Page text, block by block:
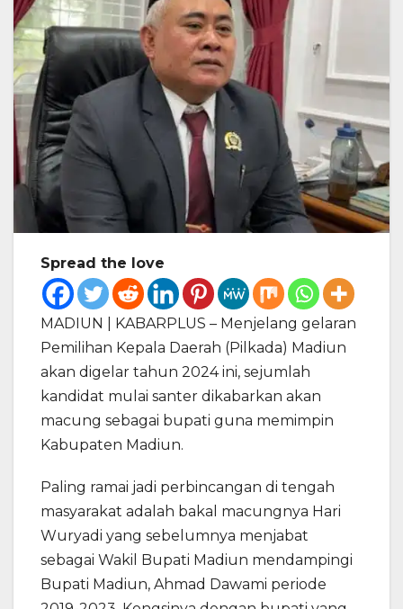
Spread the love
MADIUN | KABARPLUS – Menjelang gelaran
Pemilihan Kepala Daerah (Pilkada) Madiun
akan digelar tahun 2024 ini, sejumlah
kandidat mulai santer dikabarkan akan
macung sebagai bupati guna memimpin
Kabupaten Madiun.
Paling ramai jadi perbincangan di tengah
masyarakat adalah bakal macungnya Hari
Wuryadi yang sebelumnya menjabat
sebagai Wakil Bupati Madiun mendampingi
Bupati Madiun, Ahmad Dawami periode